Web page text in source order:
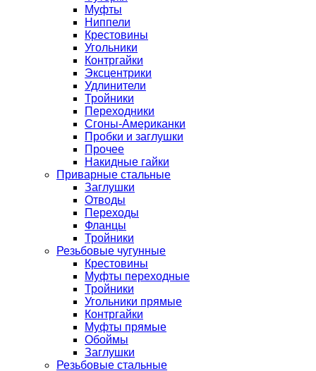
Муфты
Ниппели
Крестовины
Угольники
Контргайки
Эксцентрики
Удлинители
Тройники
Переходники
Сгоны-Американки
Пробки и заглушки
Прочее
Накидные гайки
Приварные стальные
Заглушки
Отводы
Переходы
Фланцы
Тройники
Резьбовые чугунные
Крестовины
Муфты переходные
Тройники
Угольники прямые
Контргайки
Муфты прямые
Обоймы
Заглушки
Резьбовые стальные